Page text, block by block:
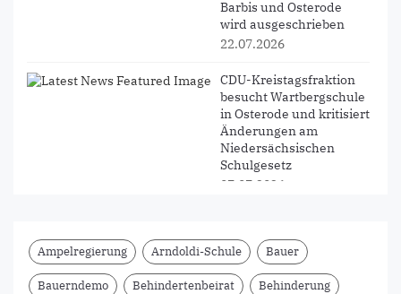
Barbis und Osterode
wird ausgeschrieben
22.07.2026
CDU-Kreistagsfraktion
besucht Wartbergschule
in Osterode und kritisiert
Änderungen am
Niedersächsischen
Schulgesetz
07.07.2026
Kreistagsfraktion
informiert sich an der
BBS II Osterode über
Zukunft der beruflichen
Ampelregierung Arndoldi-Schule Bauer
Bauerndemo Behindertenbeirat Behinderung